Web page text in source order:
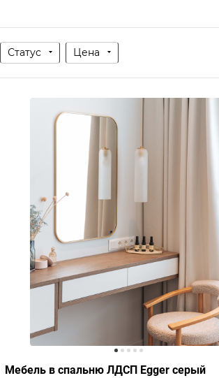
Статус Цена
Мебель в спальню ЛДСП Egger серый